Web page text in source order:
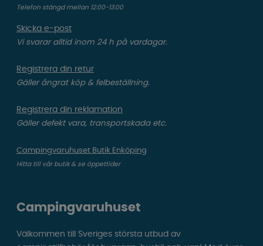
Telefon stängd mellan 12:00-13:00
Skicka e-post
Vi svarar alltid inom 24 h på vardagar.
Registrera din retur
Gäller ångrat köp & felbeställning.
Registrera din reklamation
Gäller defekt vara, transportskada etc.
Campingvaruhuset Butik Enköping
Hitta till vår butik & se öppettider
Campingvaruhuset
Välkommen till Sveriges största utbud av